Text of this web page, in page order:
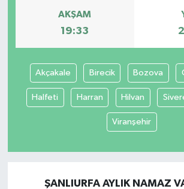
AKŞAM
19:33
Akçakale Birecik Bozova
Halfeti Harran Hilvan
Viranşehir
ŞANLIURFA AYLIK NAMAZ